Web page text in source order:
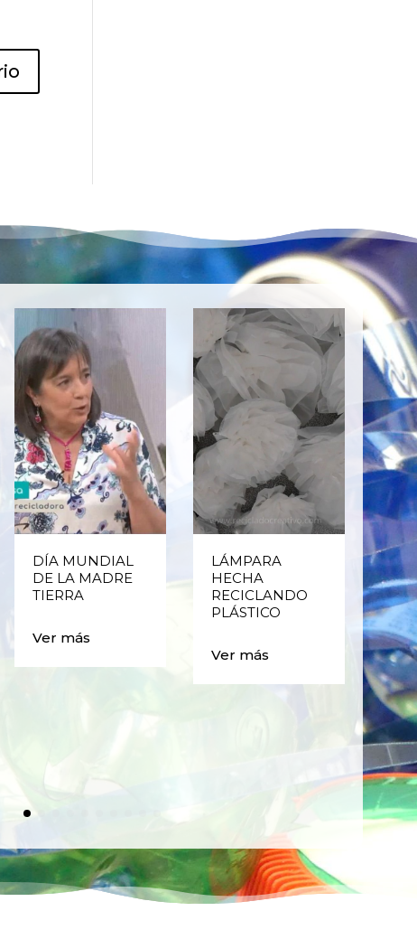
DÍA MUNDIAL
DE LA MADRE
TIERRA
Ver más
LÁMPARA
HECHA
RECICLANDO
PLÁSTICO
Ver más